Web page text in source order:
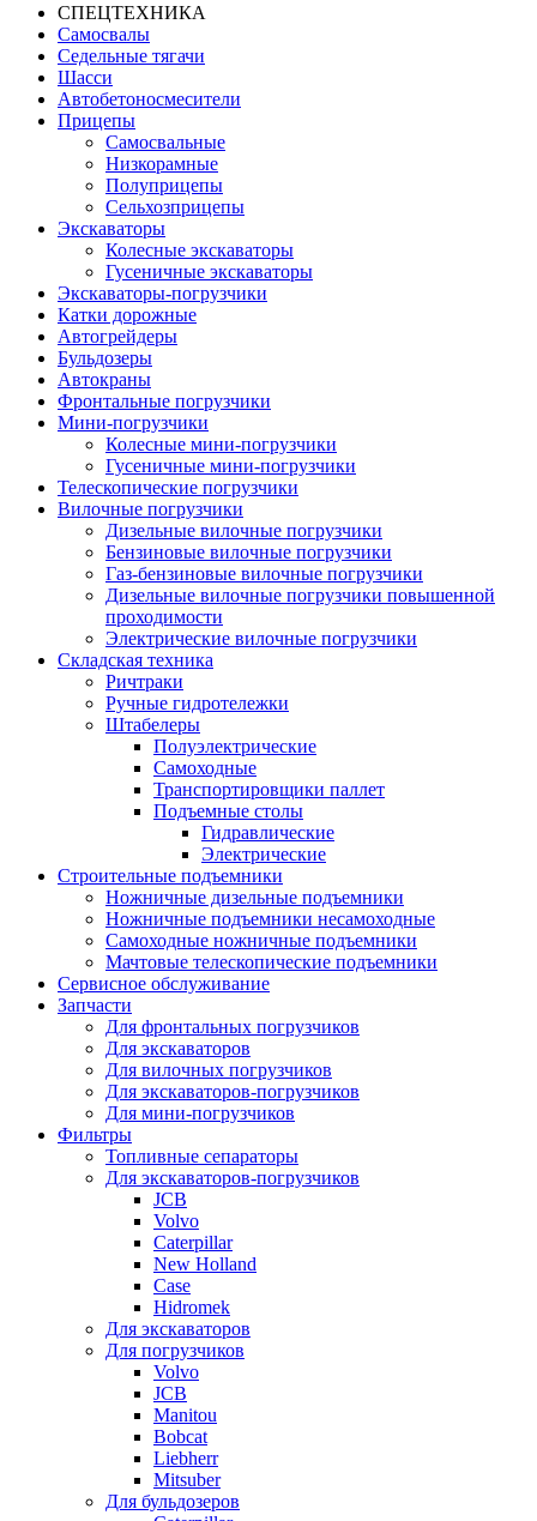
СПЕЦТЕХНИКА
Самосвалы
Седельные тягачи
Шасси
Автобетоно­смесители
Прицепы
Самосвальные
Низкорамные
Полуприцепы
Сельхозприцепы
Экскаваторы
Колесные экскаваторы
Гусеничные экскаваторы
Экскаваторы-погрузчики
Катки дорожные
Автогрейдеры
Бульдозеры
Автокраны
Фронтальные погрузчики
Мини-погрузчики
Колесные мини-погрузчики
Гусеничные мини-погрузчики
Телескопические погрузчики
Вилочные погрузчики
Дизельные вилочные погрузчики
Бензиновые вилочные погрузчики
Газ-бензиновые вилочные погрузчики
Дизельные вилочные погрузчики повышенной
проходимости
Электрические вилочные погрузчики
Складская техника
Ричтраки
Ручные гидротележки
Штабелеры
Полуэлектрические
Самоходные
Транспортировщики паллет
Подъемные столы
Гидравлические
Электрические
Строительные подъемники
Ножничные дизельные подъемники
Ножничные подъемники несамоходные
Самоходные ножничные подъемники
Мачтовые телескопические подъемники
Сервисное обслуживание
Запчасти
Для фронтальных погрузчиков
Для экскаваторов
Для вилочных погрузчиков
Для экскаваторов-погрузчиков
Для мини-погрузчиков
Фильтры
Топливные сепараторы
Для экскаваторов-погрузчиков
JCB
Volvo
Caterpillar
New Holland
Case
Hidromek
Для экскаваторов
Для погрузчиков
Volvo
JCB
Manitou
Bobcat
Liebherr
Mitsuber
Для бульдозеров